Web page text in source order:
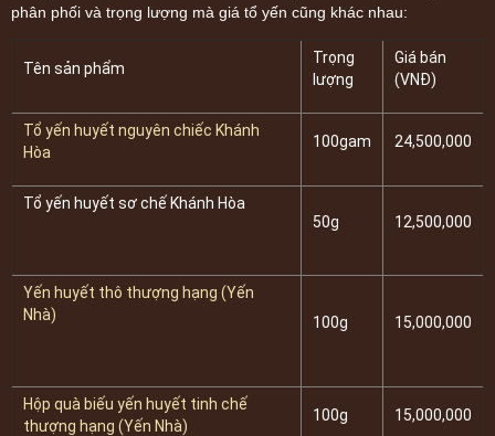
phân phối và trọng lượng mà giá tổ yến cũng khác nhau:
Tên sản phẩm
Trọng
lượng
Giá bán
(VNĐ)
Tổ yến huyết nguyên chiếc Khánh
Hòa
100gam 24,500,000
Tổ yến huyết sơ chế Khánh Hòa
50g
12,500,000
Yến huyết thô thượng hạng (Yến
Nhà)
100g 15,000,000
Hộp quà biếu yến huyết tinh chế
thượng hạng (Yến Nhà)
100g 15,000,000